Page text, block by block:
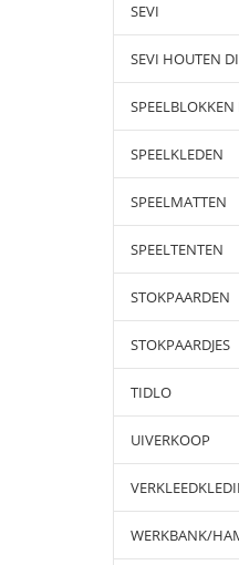
SEVI
SEVI HOUTEN
SPEELBLOKKEN
SPEELKLEDEN
SPEELMATTEN
SPEELTENTEN
STOKPAARDEN
STOKPAARDJES
TIDLO
UIVERKOOP
WERKBANK/